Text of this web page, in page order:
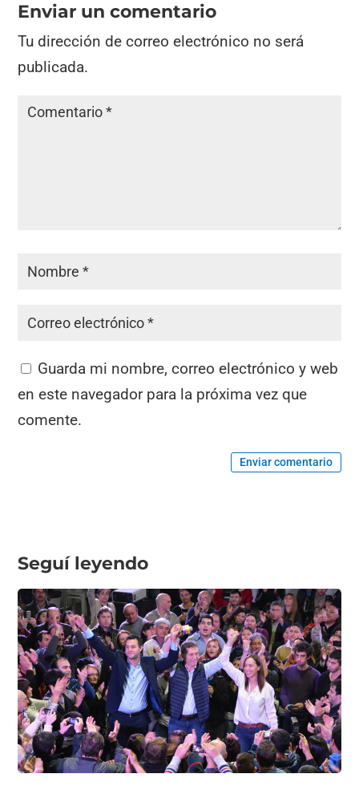
Enviar un comentario
Tu dirección de correo electrónico no será
publicada.
Guarda mi nombre, correo electrónico y web
en este navegador para la próxima vez que
comente.
Enviar comentario
Seguí leyendo